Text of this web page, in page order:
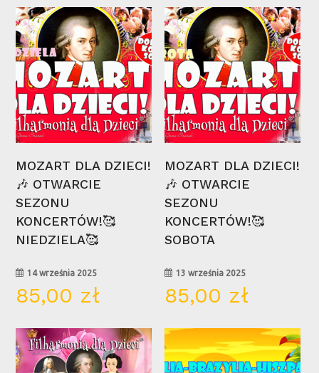
14
wrz
MOZART DLA DZIECI!
🎶 OTWARCIE
SEZONU
KONCERTÓW!🥰
NIEDZIELA🥰
14 września 2025
85,00 zł
13
wrz
MOZART DLA DZIECI!
🎶 OTWARCIE
SEZONU
KONCERTÓW!🥰
SOBOTA
13 września 2025
85,00 zł
21 15